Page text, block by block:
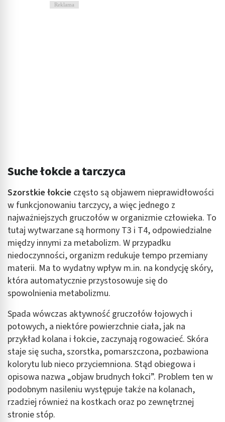
Reklama
Suche łokcie a tarczyca
Szorstkie łokcie często są objawem nieprawidłowości
w funkcjonowaniu tarczycy, a więc jednego z
najważniejszych gruczołów w organizmie człowieka. To
tutaj wytwarzane są hormony T3 i T4, odpowiedzialne
między innymi za metabolizm. W przypadku
niedoczynności, organizm redukuje tempo przemiany
materii. Ma to wydatny wpływ m.in. na kondycję skóry,
która automatycznie przystosowuje się do
spowolnienia metabolizmu.
Spada wówczas aktywność gruczołów łojowych i
potowych, a niektóre powierzchnie ciała, jak na
przykład kolana i łokcie, zaczynają rogowacieć. Skóra
staje się sucha, szorstka, pomarszczona, pozbawiona
kolorytu lub nieco przyciemniona. Stąd obiegowa i
opisowa nazwa „objaw brudnych łokci”. Problem ten w
podobnym nasileniu występuje także na kolanach,
rzadziej również na kostkach oraz po zewnętrznej
stronie stóp.